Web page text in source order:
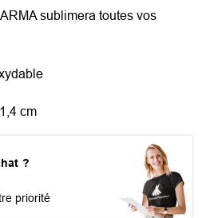
sublimera toutes vos
cm
?
priorité